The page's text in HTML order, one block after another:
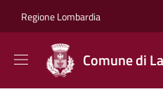
Regione Lombardia
Comune di